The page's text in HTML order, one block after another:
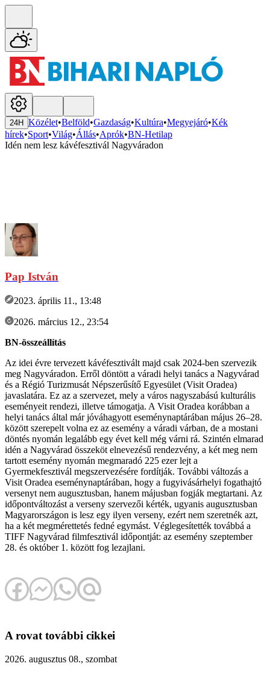
24H Közélet•Belföld•Gazdaság•Kultúra•Megyejáró•Kék
hírek•Sport•Világ•Állás•Aprók•BN-Hetilap
Idén nem lesz kávéfesztivál Nagyváradon
Pap István
2023. április 11., 13:48
2026. március 12., 23:54
BN-összeállítás
Az idei évre tervezett kávéfesztivált majd csak 2024-ben szervezik
meg Nagyváradon. Erről döntött a váradi helyi tanács a Nagyvárad
és a Régió Turizmusát Népszerűsítő Egyesület (Visit Oradea)
javaslatára. Ez az a szervezet, mely a város nagyszabású kulturális
eseményeit rendezi, illetve támogatja. A Visit Oradea korábban a
helyi tanács által már jóváhagyott eseménynaptárában május 26–28.
között szerepelt volna ez az esemény a váradi várban, de a mostani
döntés nyomán legalább egy évet kell még várni rá. Szintén elmarad
idén a Nagyvárad összeköt elnevezésű rendezvény, a két meg nem
tartott esemény nyomán megmaradó 225 ezer lejt a
Gyermekfesztivál megszervezésére fordítják. További változás a
Visit Oradea eseménynaptárában, hogy a fugyivásárhelyi fogathajtó
versenyt nem augusztusban, hanem májusban fogják megtartani. Az
időpontváltozást a verseny szervezői kérték, ugyanis augusztusban
Magyarországon is lesz egy ilyen verseny, ezért nem szeretnék azt,
ha a két megmérettetés fedné egymást. Véglegesítették továbbá a
TIFF Nagyvárad filmfesztivál időpontját: az esemény szeptember
28. és október 1. között fog lezajlani.
A rovat további cikkei
2026. augusztus 08., szombat